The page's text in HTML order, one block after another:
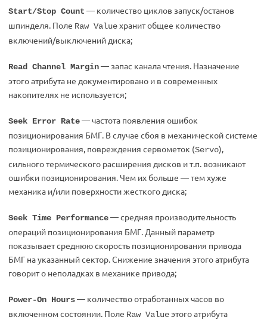
Start/Stop Count — количество циклов запуск/останов
шпинделя. Поле Raw Valueхранит общее количество
включений/выключений диска;
Read Channel Margin— запас канала чтения. Назначение
этого атрибута не документировано и в современных
накопителях не используется;
Seek Error Rate— частота появления ошибок
позиционирования БМГ. В случае сбоя в механической системе
позиционирования, повреждения сервометок (Servo),
сильного термического расширения дисков и т.п. возникают
ошибки позиционирования. Чем их больше — тем хуже
механика и/или поверхности жесткого диска;
Seek Time Performance— средняя производительность
операций позиционирования БМГ. Данный параметр
показывает среднюю скорость позиционирования привода
БМГ на указанный сектор. Снижение значения этого атрибута
говорит о неполадках в механике привода;
Power-On Hours— количество отработанных часов во
включенном состоянии. Поле Raw Valueэтого атрибута